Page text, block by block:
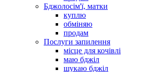
Бджолосім'ї, матки
куплю
обміняю
продам
Послуги запилення
місце для кочівлі
маю бджіл
шукаю бджіл